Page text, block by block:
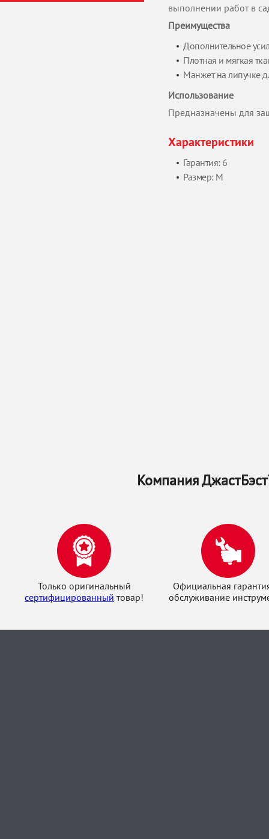
выполнении работ в
Преимущества
Дополнительное
Плотная и мягкая
Манжет на липучке
Использование
Предназначены для
Характеристики
Гарантия: 6
Размер: M
Компания
Только оригинальный
сертифицированный товар!
Официальная
обслуживание